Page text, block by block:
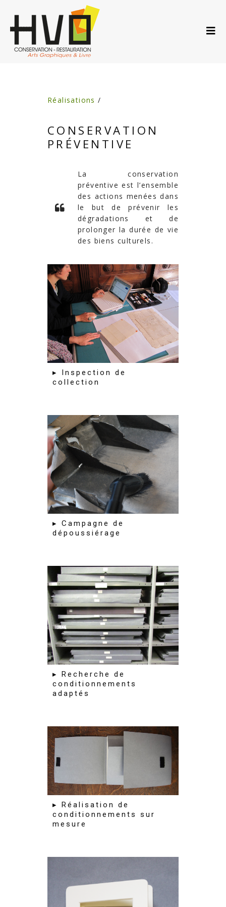
A PROPOS…
PRESTATIONS
CONTACTRéalisations /
CONSERVATION
PRÉVENTIVE
La conservation
préventive est l’ensemble
des actions menées dans
le but de prévenir les
dégradations et de
prolonger la durée de vie
des biens culturels.
▸ Inspection de
collection
▸ Campagne de
dépoussiérage
▸ Recherche de
conditionnements
adaptés
▸ Réalisation de
conditionnements sur
mesure